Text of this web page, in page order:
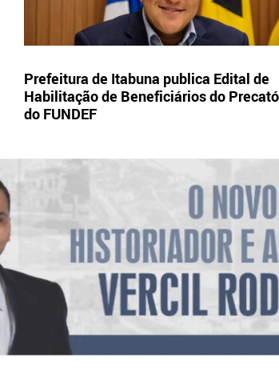
Prefeitura de Itabuna publica Edital de
Habilitação de Beneficiários do
do FUNDEF